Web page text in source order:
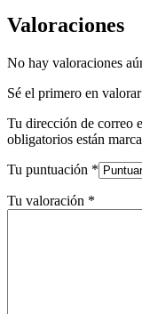
Valoraciones
No hay valoraciones
Sé el primero en
Tu dirección de correo
obligatorios están
Tu puntuación *
Tu valoración *